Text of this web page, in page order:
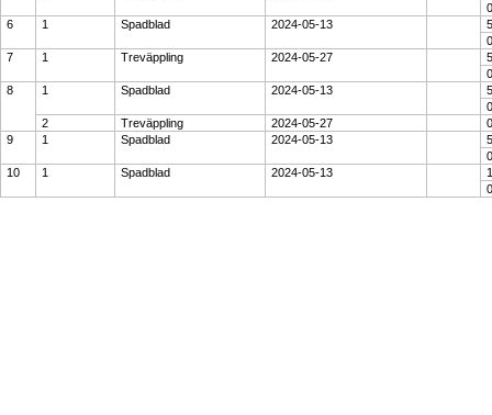
6
1 Spadblad 2024-05-13
7
1 Treväppling 2024-05-27
8
1 Spadblad 2024-05-13
2
Treväppling 2024-05-27
9
1 Spadblad 2024-05-13
10
1 Spadblad 2024-05-13